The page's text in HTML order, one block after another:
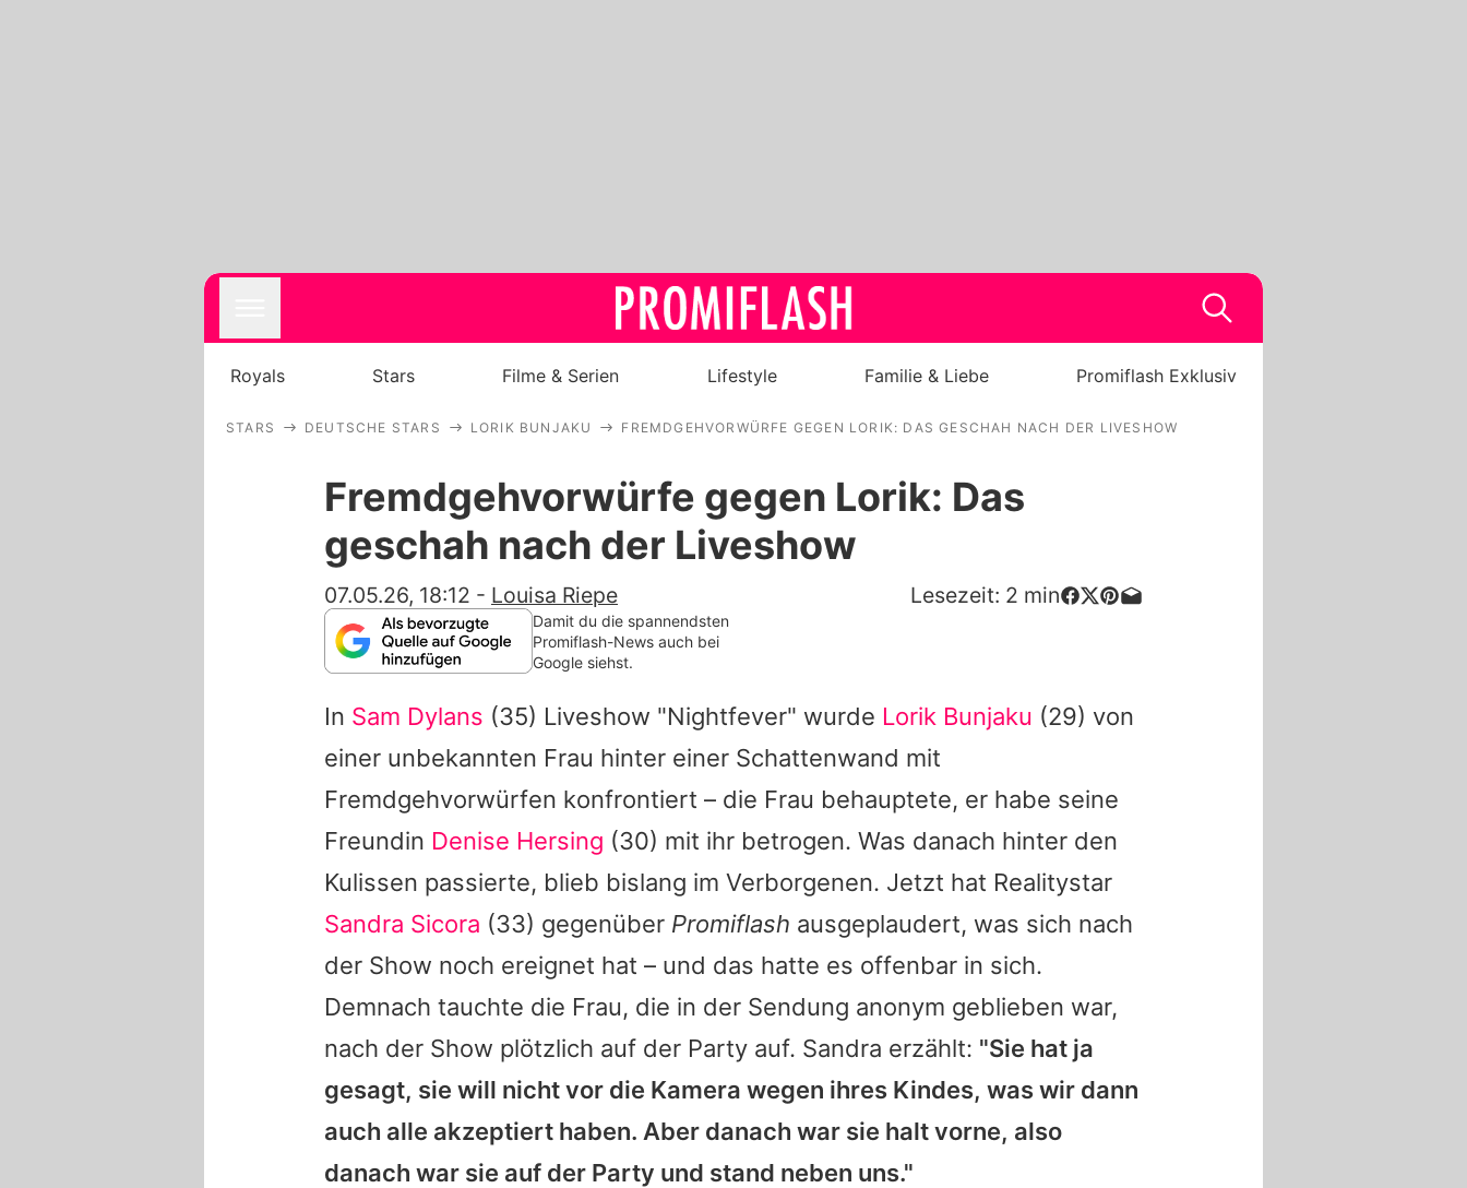
Royals
Filme & Serien
Familie & Liebe
Alle Themen auf Promiflash
App runterladen
Team
Redaktionelle Richtlinien
Impressum
Datenschutzerklärung
Nutzungsbedingungen
Utiq verwalten
Royals Stars Filme & Serien Lifestyle Familie & Liebe Promiflash Exklusiv
STARS DEUTSCHE STARS LORIK BUNJAKU FREMDGEHVORWÜRFE GEGEN LORIK: DAS GESCHAH NACH DER LIVESHOW
Fremdgehvorwürfe gegen Lorik: Das
geschah nach der Liveshow
07.05.26, 18:12 - Louisa Riepe Lesezeit: 2 min
Damit du die spannendsten
Promiflash-News auch bei
Google siehst.
In Sam Dylans (35) Liveshow "Nightfever" wurde Lorik Bunjaku (29) von
einer unbekannten Frau hinter einer Schattenwand mit
Fremdgehvorwürfen konfrontiert – die Frau behauptete, er habe seine
Freundin Denise Hersing (30) mit ihr betrogen. Was danach hinter den
Kulissen passierte, blieb bislang im Verborgenen. Jetzt hat Realitystar
Sandra Sicora (33) gegenüber Promiflash ausgeplaudert, was sich nach
der Show noch ereignet hat – und das hatte es offenbar in sich.
Demnach tauchte die Frau, die in der Sendung anonym geblieben war,
nach der Show plötzlich auf der Party auf. Sandra erzählt: "Sie hat ja
gesagt, sie will nicht vor die Kamera wegen ihres Kindes, was wir dann
auch alle akzeptiert haben. Aber danach war sie halt vorne, also
danach war sie auf der Party und stand neben uns."